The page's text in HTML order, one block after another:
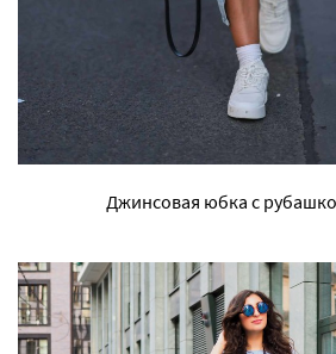
Джинсовая юбка с